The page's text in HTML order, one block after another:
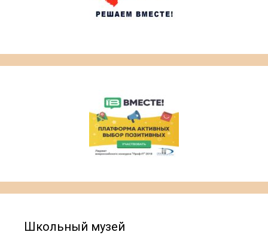
Школьный музей